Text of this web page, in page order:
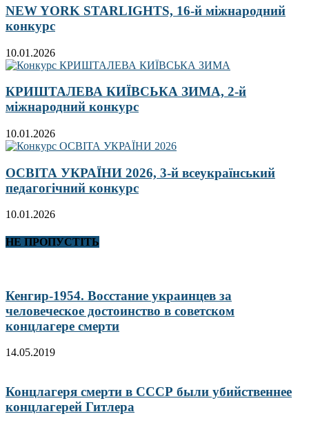
NEW YORK STARLIGHTS, 16-й міжнародний
конкурс
10.01.2026
КРИШТАЛЕВА КИЇВСЬКА ЗИМА, 2-й
міжнародний конкурс
10.01.2026
ОСВІТА УКРАЇНИ 2026, 3-й всеукраїнський
педагогічний конкурс
10.01.2026
НЕ ПРОПУСТІТЬ
Кенгир-1954. Восстание украинцев за
человеческое достоинство в советском
концлагере смерти
14.05.2019
Концлагеря смерти в СССР были убийственнее
концлагерей Гитлера